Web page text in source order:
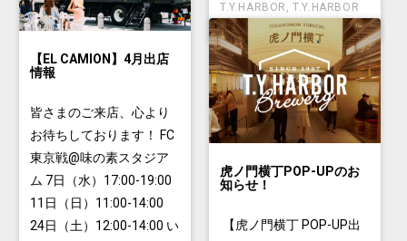
T.Y.HARBOR ,T.Y.HARBOR
Brewery
,TYSONS
【EL CAMION】4月出店
情報
皆さまのご来店、心より
お待ちしております！ FC
東京戦@味の素スタジア
ム 7日（水）17:00-19:00
11日（日）11:00-14:00
24日（土）12:00-14:00 い
虎ノ門横丁POP-UPのお
知らせ！
【虎ノ門横丁 POP-UP出